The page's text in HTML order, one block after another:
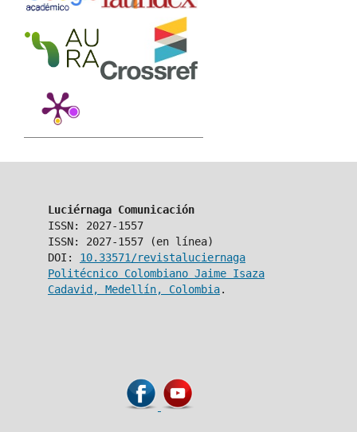
Luciérnaga Comunicación
ISSN: 2027-1557
ISSN: 2027-1557 (en línea)
DOI: 10.33571/revistaluciernaga
Politécnico Colombiano Jaime Isaza
Cadavid, Medellín, Colombia.